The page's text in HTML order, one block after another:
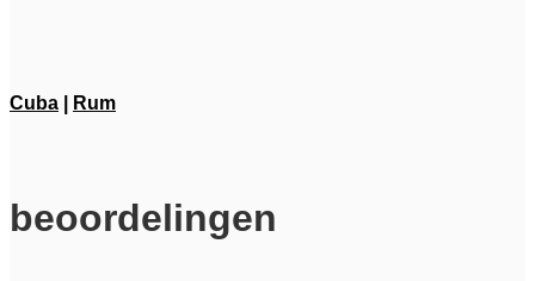
Cuba Rum
beoordelingen